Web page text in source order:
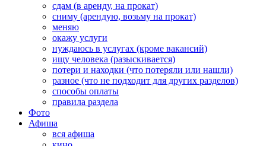
сдам (в аренду, на прокат)
сниму (арендую, возьму на прокат)
меняю
окажу услуги
нуждаюсь в услугах (кроме вакансий)
ищу человека (разыскивается)
потери и находки (что потеряли или нашли)
разное (что не подходит для других разделов)
способы оплаты
правила раздела
Фото
Афиша
вся афиша